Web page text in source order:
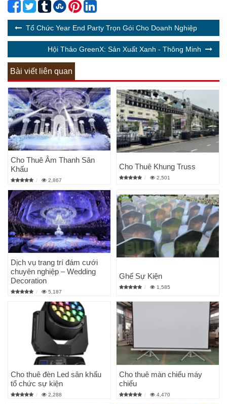
Tổ Chức Year End Party Trọn Gói Cho Doanh Nghiệp
Hội Thảo GreenX: Sản Xuất Xanh - Thông Minh
Bài viết liên quan
Cho Thuê Âm Thanh Sân
Khấu
2,867
Cho Thuê Khung Truss
2,501
Dịch vụ trang trí đám cưới
chuyên nghiệp – Wedding
Decoration
5,187
Ghế Sự Kiện
1,585
Cho thuê đèn Led sân khấu
tổ chức sự kiện
2,288
Cho thuê màn chiếu máy
chiếu
4,470